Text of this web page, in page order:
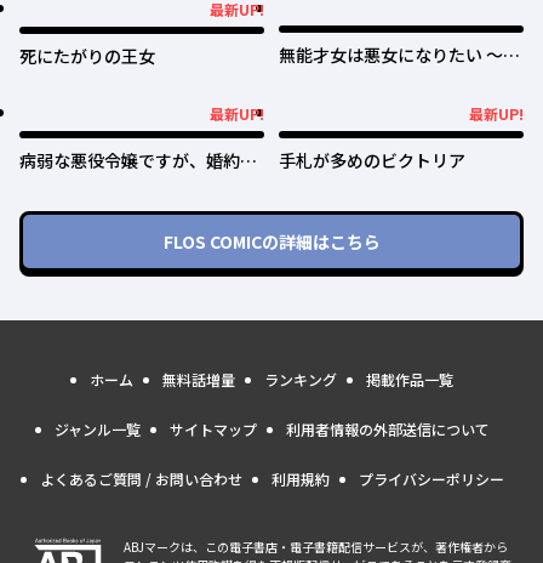
最新UP!
死にたがりの王女
無能才女は悪女になりたい ～義
爵様の溺愛に気づかない～
最新UP!
病弱な悪役令嬢ですが、婚約者
たち犬猿の仲でしたよね!?)
最新UP!
手札が多めのビクトリア
FLOS COMICの詳細はこちら
ホーム 無料話増量 ランキング 掲載作品一覧
ジャンル一覧 サイトマップ 利用者情報の外部送信について
よくあるご質問 / お問い合わせ 利用規約 プライバシーポリシー
ABJマークは、この電子書店・電子書籍配信サービスが、著作権者から